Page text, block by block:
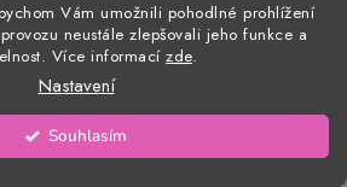
Vám umožnili pohodlné prohlížení
neustále zlepšovali jeho funkce a
Více informacízde.
Nastavení
Souhlasím
údajů
Vytvořil Shoptet
práva vyhrazena.Upravit nastavení cookies